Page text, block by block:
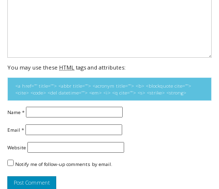
You may use these HTML tags and attributes:
<a href="" title=""> <abbr title=""> <acronym title=""> <b> <blockquote cite="">
<cite> <code> <del datetime=""> <em> <i> <q cite=""> <s> <strike> <strong>
Name *
Email *
Website
Notify me of follow-up comments by email.